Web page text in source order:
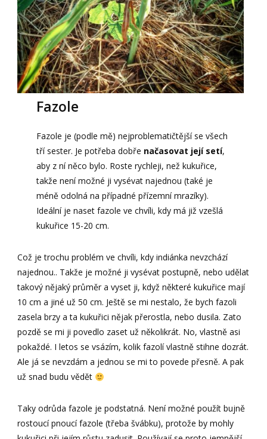
Fazole
Fazole je (podle mě) nejproblematičtější se všech
tří sester. Je potřeba dobře načasovat její setí,
aby z ní něco bylo. Roste rychleji, než kukuřice,
takže není možné ji vysévat najednou (také je
méně odolná na případné přízemní mrazíky).
Ideální je naset fazole ve chvíli, kdy má již vzešlá
kukuřice 15-20 cm.
Což je trochu problém ve chvíli, kdy indiánka nevzchází
najednou.. Takže je možné ji vysévat postupně, nebo udělat
takový nějaký průměr a vyset ji, když některé kukuřice mají
10 cm a jiné už 50 cm. Ještě se mi nestalo, že bych fazoli
zasela brzy a ta kukuřici nějak přerostla, nebo dusila. Zato
pozdě se mi ji povedlo zaset už několikrát. No, vlastně asi
pokaždé. I letos se vsázím, kolik fazolí vlastně stihne dozrát.
Ale já se nevzdám a jednou se mi to povede přesně. A pak
už snad budu vědět
Taky odrůda fazole je podstatná. Není možné použít bujně
rostoucí pnoucí fazole (třeba švábku), protože by mohly